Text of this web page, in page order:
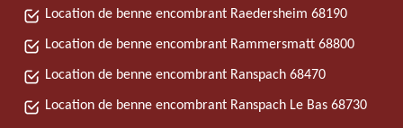
Location de benne encombrant Raedersheim 68190
Location de benne encombrant Rammersmatt 68800
Location de benne encombrant Ranspach 68470
Location de benne encombrant Ranspach Le Bas 68730